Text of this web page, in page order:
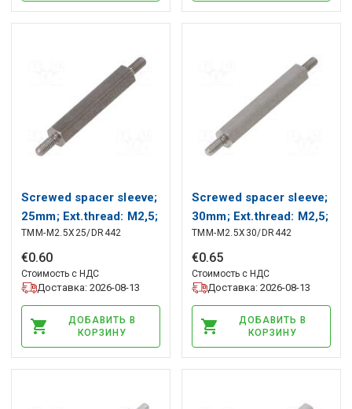
Screwed spacer sleeve;
25mm; Ext.thread: M2,5;
hexagonal DREMEC
TMM-M2.5X25/DR442
€0.60
Стоимость с НДС
Доставка: 2026-08-13
ДОБАВИТЬ В
КОРЗИНУ
Screwed spacer sleeve;
30mm; Ext.thread: M2,5;
hexagonal DREMEC
TMM-M2.5X30/DR442
€0.65
Стоимость с НДС
Доставка: 2026-08-13
ДОБАВИТЬ В
КОРЗИНУ